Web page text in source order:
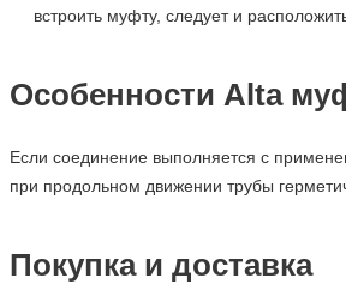
встроить муфту, следует и
Особенности Alta
Если соединение выполняется с
при продольном движении трубы
Покупка и доставка